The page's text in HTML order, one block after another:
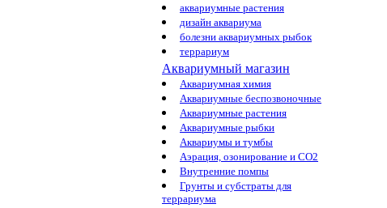
аквариумные растения
дизайн аквариума
болезни аквариумных рыбок
террариум
Аквариумный магазин
Аквариумная химия
Аквариумные беспозвоночные
Аквариумные растения
Аквариумные рыбки
Аквариумы и тумбы
Аэрация, озонирование и CO2
Внутренние помпы
Грунты и субстраты для
террариума